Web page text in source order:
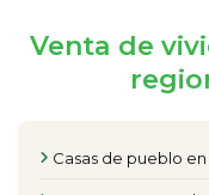
Venta de
Casas de pueblo